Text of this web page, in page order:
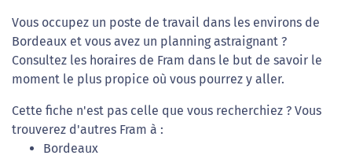
Vous occupez un poste de travail dans les environs de
Bordeaux et vous avez un planning astraignant ?
Consultez les horaires de Fram dans le but de savoir le
moment le plus propice où vous pourrez y aller.
Cette fiche n'est pas celle que vous recherchiez ? Vous
trouverez d'autres Fram à :
Bordeaux